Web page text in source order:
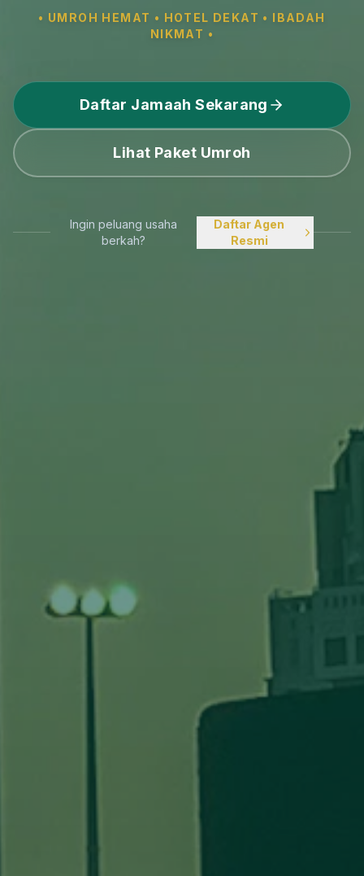
• UMROH HEMAT • HOTEL DEKAT • IBADAH
NIKMAT •
Daftar Jamaah Sekarang
Lihat Paket Umroh
Ingin peluang usaha
berkah?
Daftar Agen
Resmi